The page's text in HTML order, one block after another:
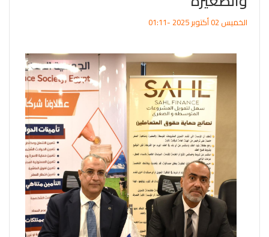
الخميس 02 أكتوبر 2025 -01:11